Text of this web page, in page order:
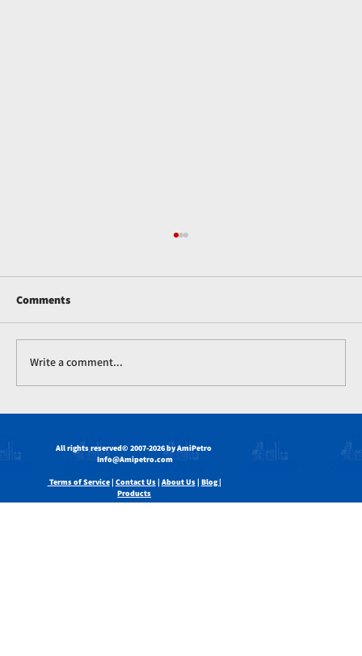
Voedselbedryf
Comments
Write a comment...
All rights reserved© 2007-2026 by AmiPetro
Info@Amipetro.com
Terms of Service| Contact Us| About Us| Blog |
Products